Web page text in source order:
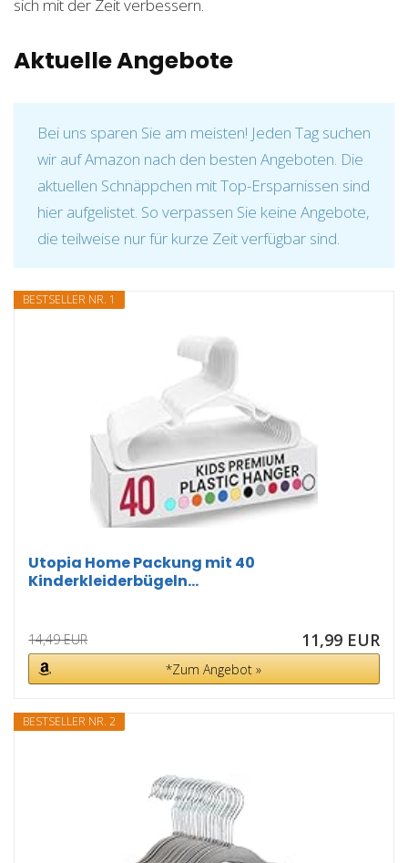
sich mit der Zeit verbessern.
Aktuelle Angebote
Bei uns sparen Sie am meisten! Jeden Tag suchen
wir auf Amazon nach den besten Angeboten. Die
aktuellen Schnäppchen mit Top-Ersparnissen sind
hier aufgelistet. So verpassen Sie keine Angebote,
die teilweise nur für kurze Zeit verfügbar sind.
BESTSELLER NR. 1
Utopia Home Packung mit 40
Kinderkleiderbügeln...
14,49 EUR 11,99 EUR
*Zum Angebot »
BESTSELLER NR. 2